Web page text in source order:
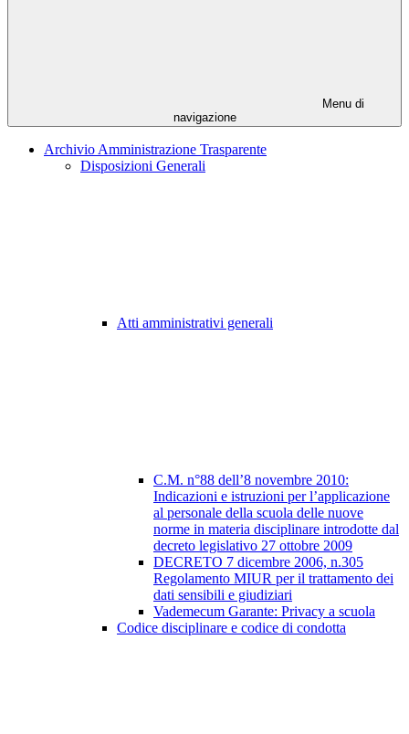
Menu di
navigazione
Archivio Amministrazione Trasparente
Disposizioni Generali
Atti amministrativi generali
C.M. n°88 dell’8 novembre 2010:
Indicazioni e istruzioni per l’applicazione
al personale della scuola delle nuove
norme in materia disciplinare introdotte dal
decreto legislativo 27 ottobre 2009
DECRETO 7 dicembre 2006, n.305
Regolamento MIUR per il trattamento dei
dati sensibili e giudiziari
Vademecum Garante: Privacy a scuola
Codice disciplinare e codice di condotta